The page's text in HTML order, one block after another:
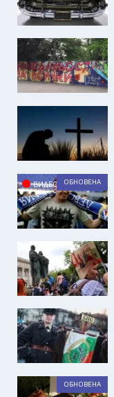
ВИДЕО ОБНОВЕНА
ОБНОВЕНА